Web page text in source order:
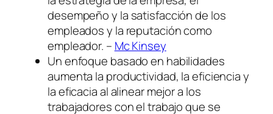
desempeño y la satisfacción de los
empleados y la reputación como
empleador. – Mc Kinsey
Un enfoque basado en habilidades
aumenta la productividad, la eficiencia y
la eficacia al alinear mejor a los
trabajadores con el trabajo que se